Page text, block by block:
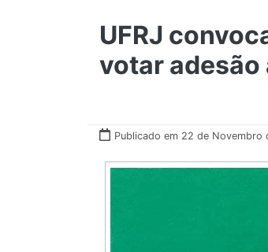
UFRJ
votar adesão
Publicado em 22 de Novembro